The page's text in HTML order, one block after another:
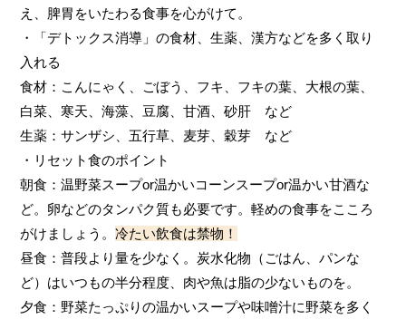
え、脾胃をいたわる食事を心がけて。
・「デトックス消導」の食材、生薬、漢方などを多く取り
入れる
食材：こんにゃく、ごぼう、フキ、フキの葉、大根の葉、
白菜、寒天、海藻、豆腐、甘酒、砂肝 など
生薬：サンザシ、五行草、麦芽、穀芽 など
・リセット食のポイント
朝食：温野菜スープor温かいコーンスープor温かい甘酒な
ど。卵などのタンパク質も必要です。軽めの食事をこころ
がけましょう。冷たい飲食は禁物！
昼食：普段より量を少なく。炭水化物（ごはん、パンな
ど）はいつもの半分程度、肉や魚は脂の少ないものを。
夕食：野菜たっぷりの温かいスープや味噌汁に野菜を多く